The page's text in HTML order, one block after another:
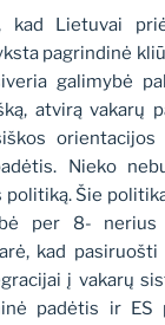
kad Lietuvai
pagrindinė
galimybė
atvirą vakarų
orientacijos
Nieko
Šie
per 8-
kad
į vakarų
padėtis ir ES